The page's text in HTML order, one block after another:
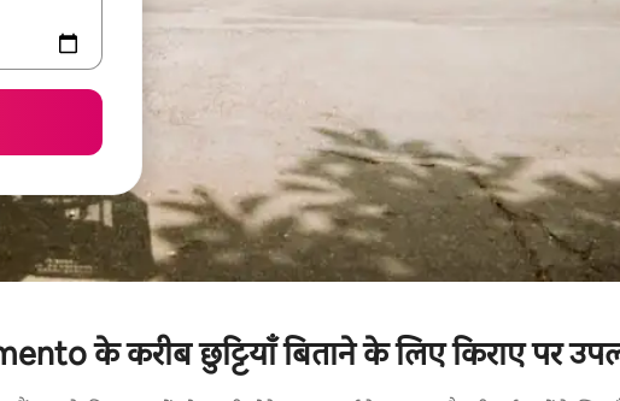
के करीब छुट्टियाँ बिताने के लिए किराए पर